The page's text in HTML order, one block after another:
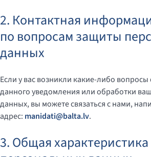
2. Контактная
по вопросам защиты
данных
Если у вас возникли какие-либо
данного уведомления или обработки
данных, вы можете связаться с нами,
адрес: manidati@balta.lv.
3. Общая